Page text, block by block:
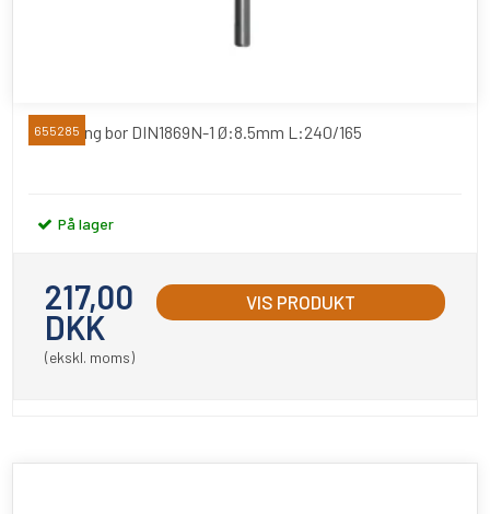
Extra lang bor DIN1869N-1 Ø:8.5mm L:240/165
655285
På lager
217,00
DKK
(ekskl. moms)
VIS PRODUKT